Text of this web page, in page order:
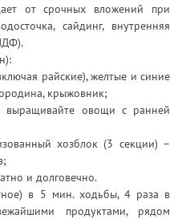
от срочных вложений при
сайдинг, внутренняя
райские), желтые и синие
крыжовник;
выращивайте овощи с ранней
хозблок (3 секции) –
и долговечно.
в 5 мин. ходьбы, 4 раза в
продуктами, рядом